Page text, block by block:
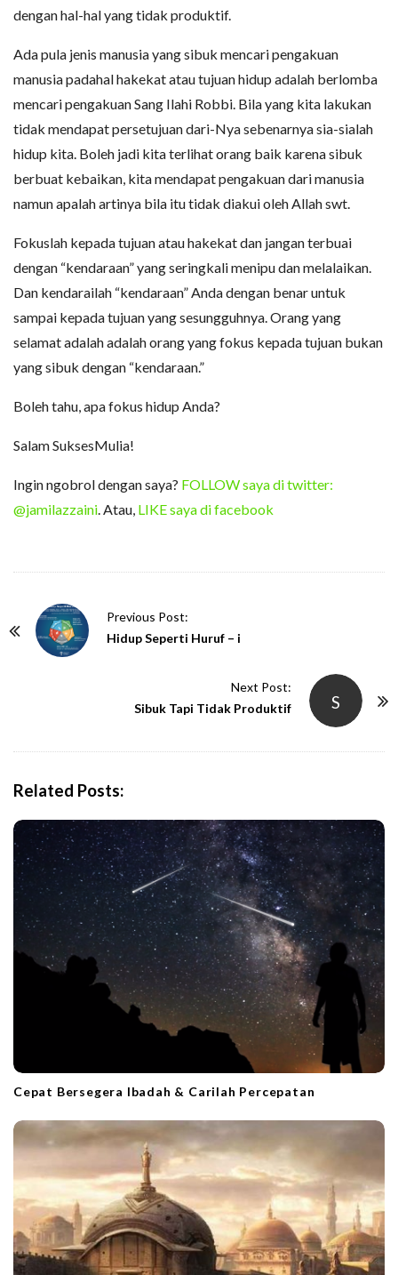
dengan hal-hal yang tidak produktif.
Ada pula jenis manusia yang sibuk mencari pengakuan
manusia padahal hakekat atau tujuan hidup adalah berlomba
mencari pengakuan Sang Ilahi Robbi. Bila yang kita lakukan
tidak mendapat persetujuan dari-Nya sebenarnya sia-sialah
hidup kita. Boleh jadi kita terlihat orang baik karena sibuk
berbuat kebaikan, kita mendapat pengakuan dari manusia
namun apalah artinya bila itu tidak diakui oleh Allah swt.
Fokuslah kepada tujuan atau hakekat dan jangan terbuai
dengan “kendaraan” yang seringkali menipu dan melalaikan.
Dan kendarailah “kendaraan” Anda dengan benar untuk
sampai kepada tujuan yang sesungguhnya. Orang yang
selamat adalah adalah orang yang fokus kepada tujuan bukan
yang sibuk dengan “kendaraan.”
Boleh tahu, apa fokus hidup Anda?
Salam SuksesMulia!
Ingin ngobrol dengan saya? FOLLOW saya di twitter:
@jamilazzaini. Atau, LIKE saya di facebook
Previous Post:
Hidup Seperti Huruf – i
S
Next Post:
Sibuk Tapi Tidak Produktif
Related Posts:
Cepat Bersegera Ibadah & Carilah Percepatan